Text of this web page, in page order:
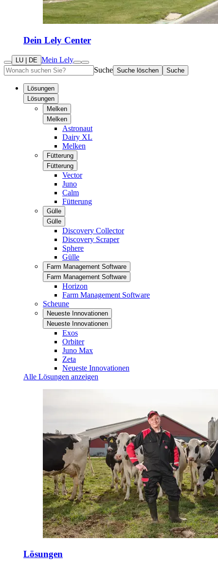
Dein Lely Center
LU | DE Mein Lely
Suche Suche löschen Suche
Lösungen
Lösungen
Melken
Melken
Astronaut
Dairy XL
Melken
Fütterung
Fütterung
Vector
Juno
Calm
Fütterung
Gülle
Gülle
Discovery Collector
Discovery Scraper
Sphere
Gülle
Farm Management Software
Farm Management Software
Horizon
Farm Management Software
Scheune
Neueste Innovationen
Neueste Innovationen
Exos
Orbiter
Juno Max
Zeta
Neueste Innovationen
Alle Lösungen anzeigen
Lösungen